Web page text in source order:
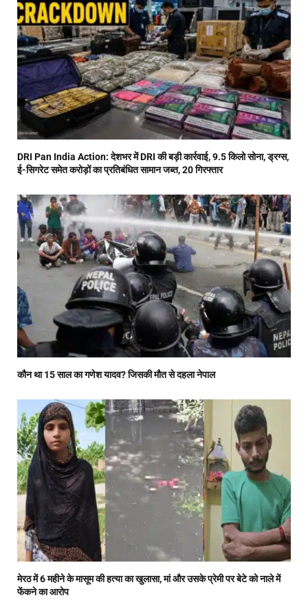
DRI Pan India Action: देशभर में DRI की बड़ी कार्रवाई, 9.5 किलो सोना, ड्रग्स,
ई-सिगरेट समेत करोड़ों का प्रतिबंधित सामान जब्त, 20 गिरफ्तार
कौन था 15 साल का गणेश यादव? जिसकी मौत से दहला नेपाल
मेरठ में 6 महीने के मासूम की हत्या का खुलासा, मां और उसके प्रेमी पर बेटे को नाले में
फेंकने का आरोप